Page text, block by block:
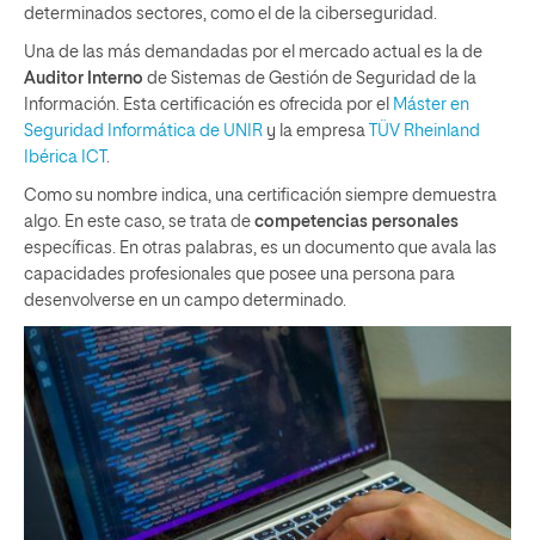
determinados sectores, como el de la ciberseguridad.
Una de las más demandadas por el mercado actual es la de
Auditor Interno de Sistemas de Gestión de Seguridad de la
Información. Esta certificación es ofrecida por el Máster en
Seguridad Informática de UNIR y la empresa
TÜV Rheinland
Ibérica ICT .
Como su nombre indica, una certificación siempre demuestra
algo. En este caso, se trata de competencias personales
específicas. En otras palabras, es un documento que avala las
capacidades profesionales que posee una persona para
desenvolverse en un campo determinado.